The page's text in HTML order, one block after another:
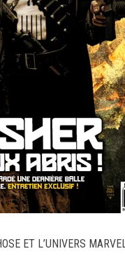
ET L’UNIVERS